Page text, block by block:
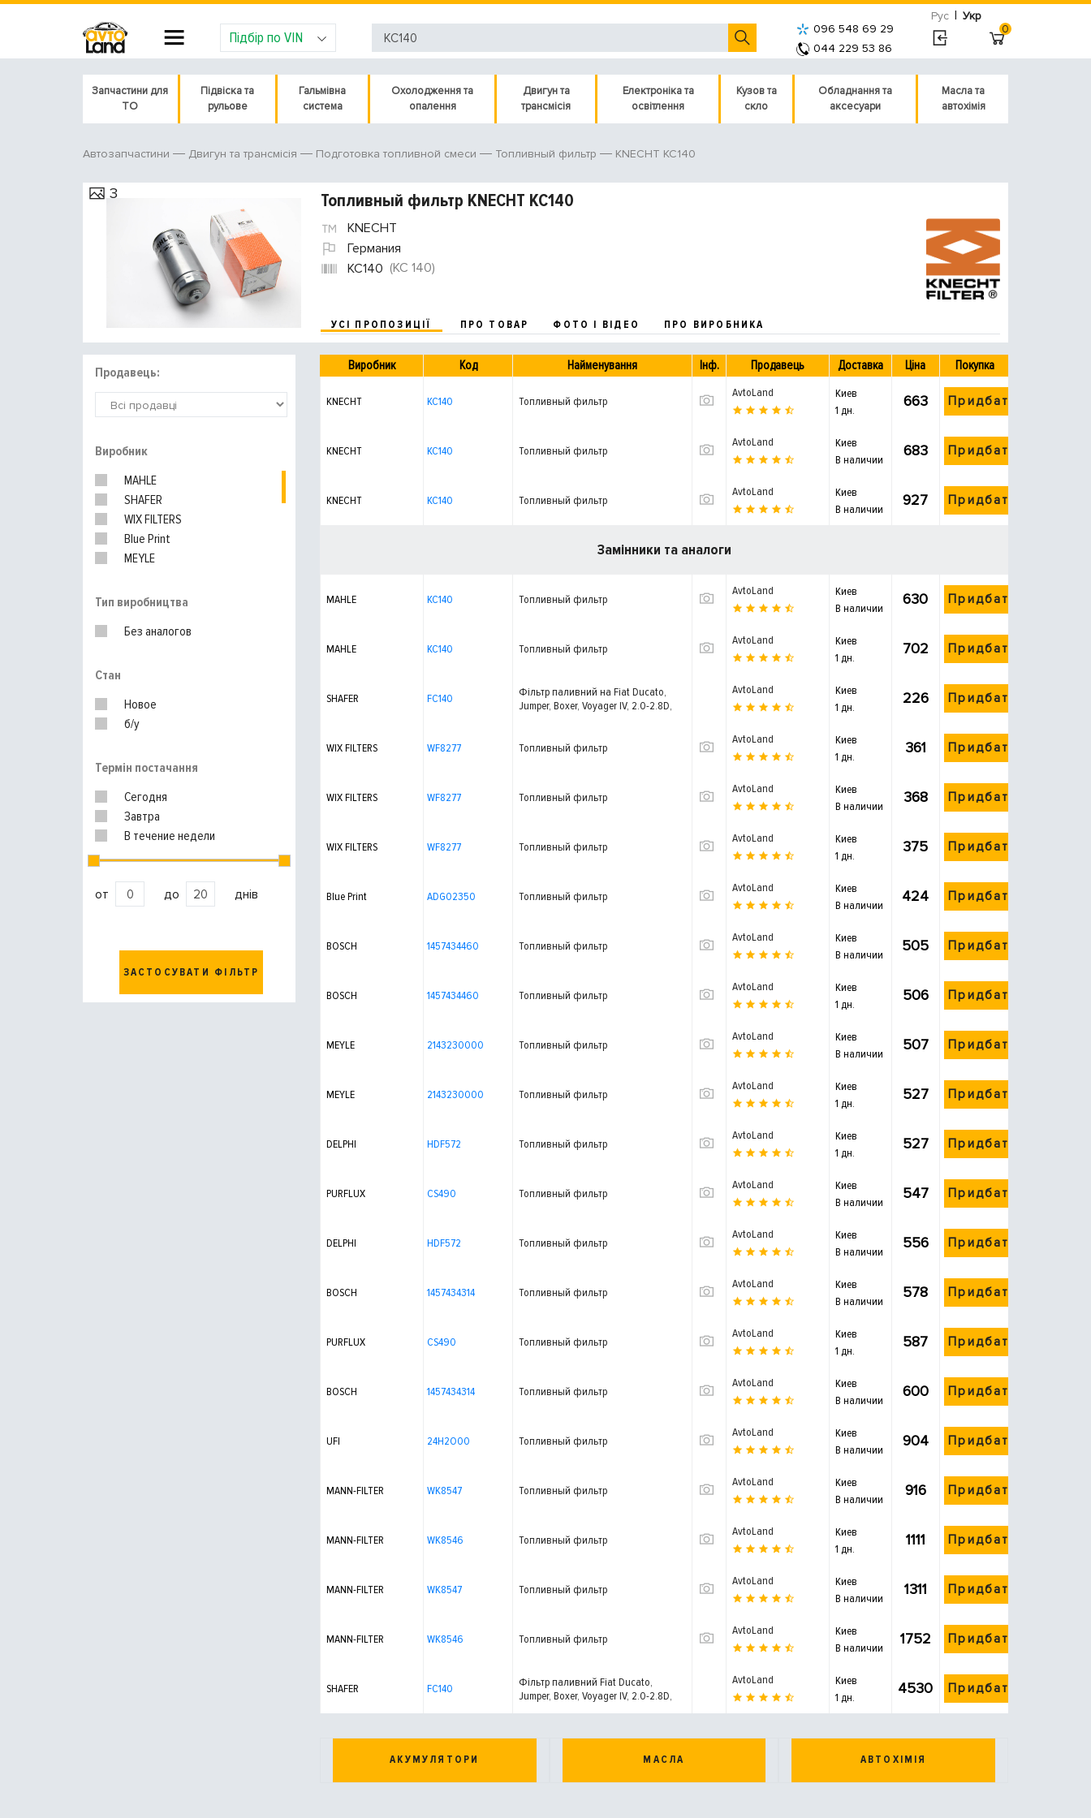
Рус | Укр
Підбір по VIN
096 548 69 29
044 229 53 86
0
Запчастини для
ТО
Підвіска та
рульове
Гальмівна
система
Охолодження та
опалення
Двигун та
трансмісія
Електроніка та
освітлення
Кузов та
скло
Обладнання та
аксесуари
Масла та
автохімія
Автозапчастини Двигун та трансмісія Подготовка топливной смеси Топливный фильтр KNECHT KC140
3 Топливный фильтр KNECHT KC140
KNECHT
Германия
KC140 (KC 140)
УСІ ПРОПОЗИЦІЇ ПРО ТОВАР ФОТО І ВІДЕО ПРО ВИРОБНИКА
Продавець:
Виробник
MAHLE
SHAFER
WIX FILTERS
Blue Print
MEYLE
PURFLUX
UFI
Тип виробництва
Без аналогов
Стан
Новое
б/у
Термін постачання
Сегодня
Завтра
В течение недели
от до днів
ЗАСТОСУВАТИ ФІЛЬТР
Виробник Код Найменування Інф. Продавець Доставка Ціна Покупка
KNECHT KC140 Топливный фильтр
AvtoLand
Киев
1 дн.
663 Придбати
KNECHT KC140 Топливный фильтр
AvtoLand
Киев
В наличии
683 Придбати
KNECHT KC140 Топливный фильтр
AvtoLand
Киев
В наличии
927 Придбати
Замінники та аналоги
MAHLE KC140 Топливный фильтр
AvtoLand
Киев
В наличии
630 Придбати
MAHLE KC140 Топливный фильтр
AvtoLand
Киев
1 дн.
702 Придбати
SHAFER FC140
Фільтр паливний на Fiat Ducato,
Jumper, Boxer, Voyager IV, 2.0-2.8D,
AvtoLand
Киев
1 дн.
226 Придбати
WIX FILTERS WF8277 Топливный фильтр
AvtoLand
Киев
1 дн.
361 Придбати
WIX FILTERS WF8277 Топливный фильтр
AvtoLand
Киев
В наличии
368 Придбати
WIX FILTERS WF8277 Топливный фильтр
AvtoLand
Киев
1 дн.
375 Придбати
Blue Print ADG02350 Топливный фильтр
AvtoLand
Киев
В наличии
424 Придбати
BOSCH 1457434460 Топливный фильтр
AvtoLand
Киев
В наличии
505 Придбати
BOSCH 1457434460 Топливный фильтр
AvtoLand
Киев
1 дн.
506 Придбати
MEYLE 2143230000 Топливный фильтр
AvtoLand
Киев
В наличии
507 Придбати
MEYLE 2143230000 Топливный фильтр
AvtoLand
Киев
1 дн.
527 Придбати
DELPHI HDF572 Топливный фильтр
AvtoLand
Киев
1 дн.
527 Придбати
PURFLUX CS490 Топливный фильтр
AvtoLand
Киев
В наличии
547 Придбати
DELPHI HDF572 Топливный фильтр
AvtoLand
Киев
В наличии
556 Придбати
BOSCH 1457434314 Топливный фильтр
AvtoLand
Киев
В наличии
578 Придбати
PURFLUX CS490 Топливный фильтр
AvtoLand
Киев
1 дн.
587 Придбати
BOSCH 1457434314 Топливный фильтр
AvtoLand
Киев
В наличии
600 Придбати
UFI 24H2O00 Топливный фильтр
AvtoLand
Киев
В наличии
904 Придбати
MANN-FILTER WK8547 Топливный фильтр
AvtoLand
Киев
В наличии
916 Придбати
MANN-FILTER WK8546 Топливный фильтр
AvtoLand
Киев
1 дн.
1111 Придбати
MANN-FILTER WK8547 Топливный фильтр
AvtoLand
Киев
В наличии
1311 Придбати
MANN-FILTER WK8546 Топливный фильтр
AvtoLand
Киев
В наличии
1752 Придбати
SHAFER FC140
Фільтр паливний Fiat Ducato,
Jumper, Boxer, Voyager IV, 2.0-2.8D,
AvtoLand
Киев
1 дн.
4530 Придбати
АКУМУЛЯТОРИ МАСЛА АВТОХІМІЯ